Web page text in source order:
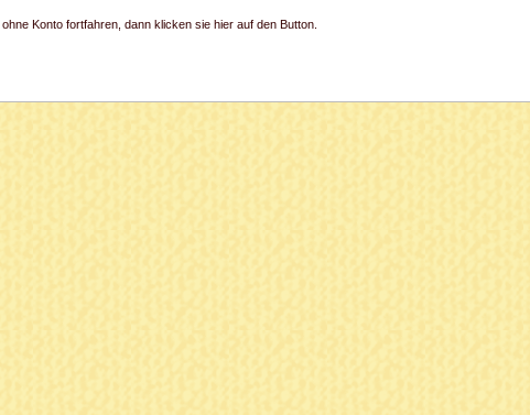
Konto fortfahren, dann klicken sie hier auf den Button.